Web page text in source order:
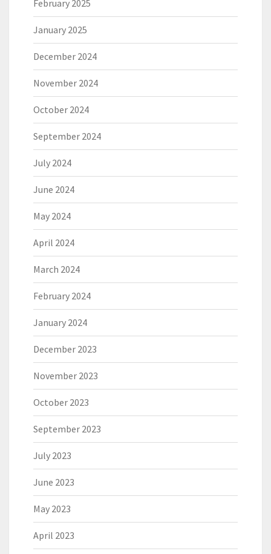
February 2025
January 2025
December 2024
November 2024
October 2024
September 2024
July 2024
June 2024
May 2024
April 2024
March 2024
February 2024
January 2024
December 2023
November 2023
October 2023
September 2023
July 2023
June 2023
May 2023
April 2023